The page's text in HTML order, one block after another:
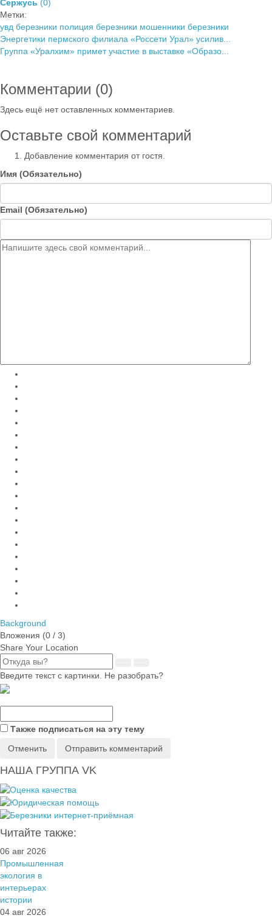
Сержусь (0)
Метки:
увд березники полиция березники мошенники березники
Энергетики пермского филиала «Россети Урал» усилив...
Группа «Уралхим» примет участие в выставке «Образо...
Комментарии (0)
Здесь ещё нет оставленных комментариев.
Оставьте свой комментарий
Добавление комментария от гостя.
Имя (Обязательно)
Email (Обязательно)
Background
Вложения (0 / 3)
Share Your Location
Введите текст с картинки. Не разобрать?
Также подписаться на эту тему
Отменить
Отправить комментарий
НАША ГРУППА VK
Читайте также:
06 авг 2026
Промышленная
экология в
интерьерах
истории
04 авг 2026